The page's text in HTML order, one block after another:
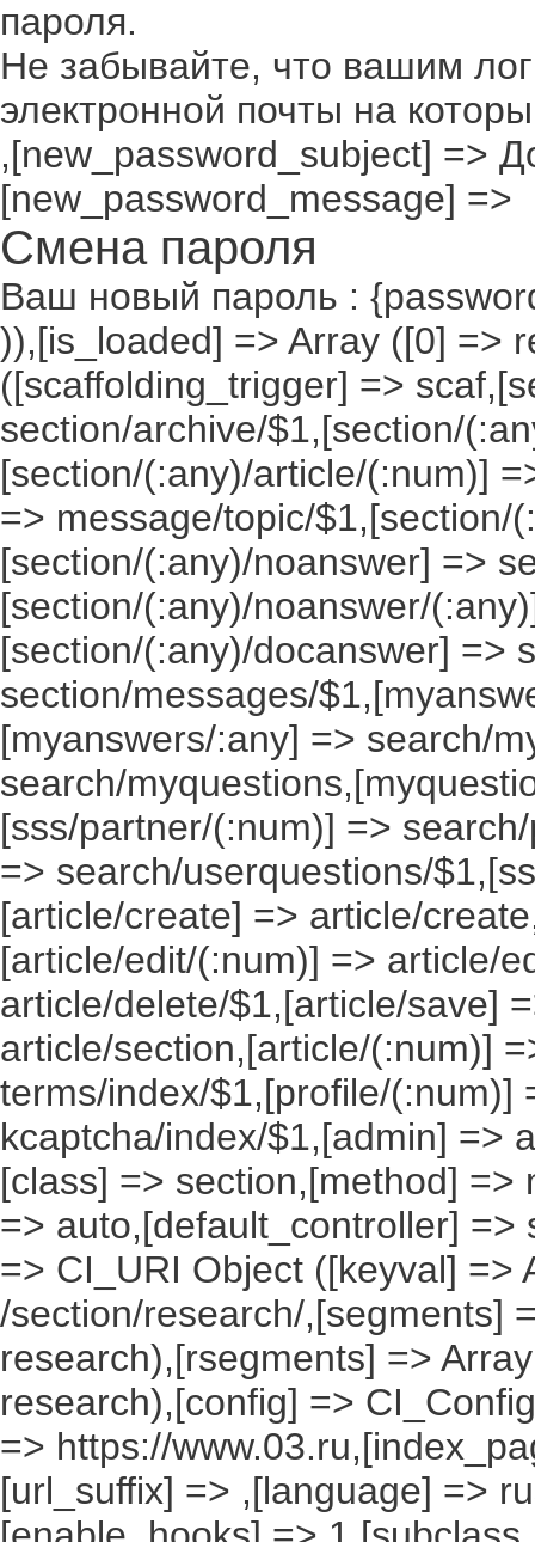
пароля.
Не забывайте, что вашим
электронной почты на
,[new_password_subject] =>
[new_password_message] =>
Смена пароля
Ваш новый пароль :
)),[is_loaded] => Array ([0] =>
([scaffolding_trigger] =>
section/archive/$1,[section/
[section/(:any)/article/(:num)]
=> message/topic/$1,[section/
[section/(:any)/noanswer] =>
[section/(:any)/noanswer/
[section/(:any)/docanswer] =>
section/messages/
[myanswers/:any] => search/
search/
[sss/partner/(:num)] =>
=> search/userquestions/
[article/create] => article/
[article/edit/(:num)] => article/
article/delete/$1,[article/save]
article/section,[article/(:num)]
terms/index/$1,[profile/(:num)]
kcaptcha/index/$1,[admin] =>
[class] => section,[method]
=> auto,[default_controller]
=> CI_URI Object ([keyval] =>
/section/research/,[segments]
research),[rsegments] =>
research),[config] =>
=> https://
[url_suffix] => ,[language] =>